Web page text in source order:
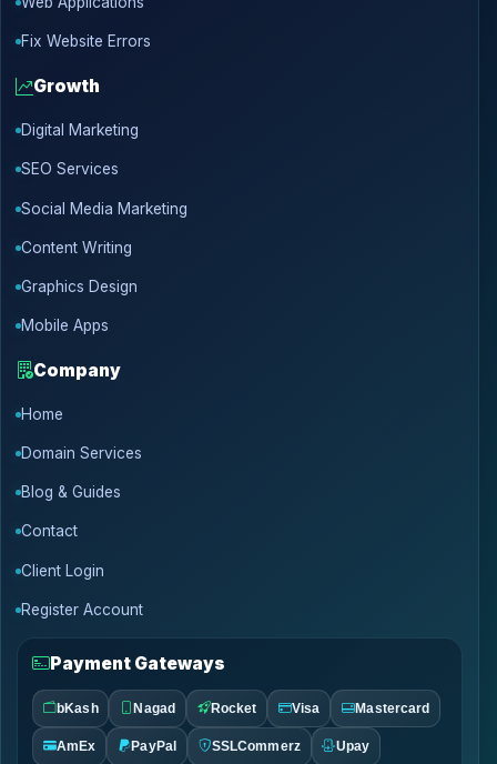
Fix Website Errors
Growth
Digital Marketing
SEO Services
Social Media Marketing
Content Writing
Graphics Design
Mobile Apps
Company
Home
Domain Services
Blog & Guides
Contact
Client Login
Register Account
Payment Gateways
bKash Nagad Rocket Visa Mastercard
AmEx PayPal SSLCommerz Upay